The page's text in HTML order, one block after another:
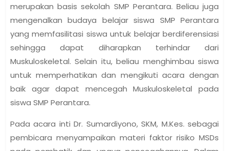
merupakan basis sekolah SMP Perantara. Beliau juga
mengenalkan budaya belajar siswa SMP Perantara
yang memfasilitasi siswa untuk belajar berdiferensiasi
sehingga dapat diharapkan terhindar dari
Muskuloskeletal. Selain itu, beliau menghimbau siswa
untuk memperhatikan dan mengikuti acara dengan
baik agar dapat mencegah Muskuloskeletal pada
siswa SMP Perantara.
Pada acara inti Dr. Sumardiyono, SKM, M.Kes. sebagai
pembicara menyampaikan materi faktor risiko MSDs